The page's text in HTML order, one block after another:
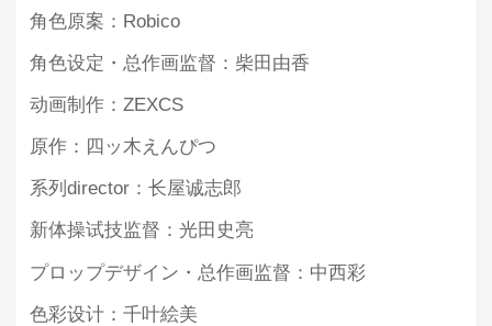
角色原案：Robico
角色设定・总作画监督：柴田由香
动画制作：ZEXCS
原作：四ッ木えんぴつ
系列director：长屋诚志郎
新体操试技监督：光田史亮
プロップデザイン・总作画监督：中西彩
色彩设计：千叶絵美